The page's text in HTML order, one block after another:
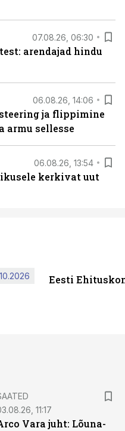
07.08.26, 06:30
arendajad hindu
06.08.26, 14:06
ja flippimine
armu sellesse
06.08.26, 13:54
kerkivat uut
Eesti
11:17
Vara juht: Lõuna-